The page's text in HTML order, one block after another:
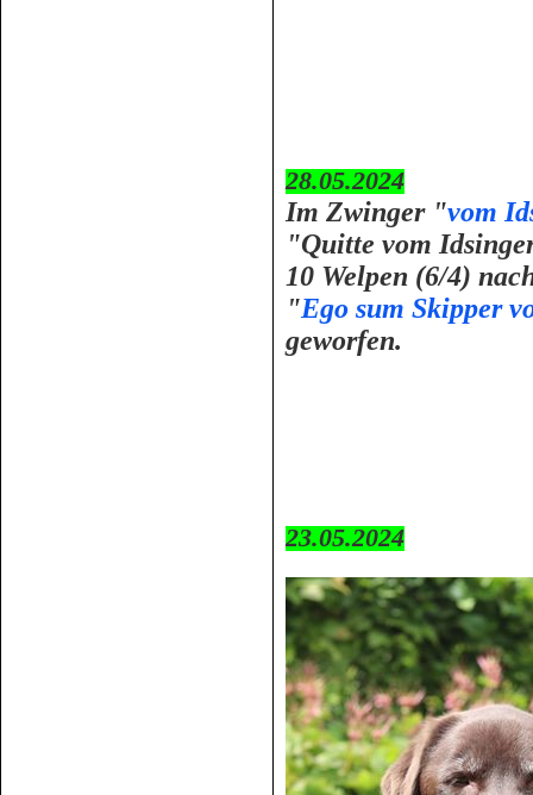
28.05.2024
Im Zwinger "vom
"Quitte vom
10 Welpen (6/4)
"Ego sum Skipper
geworfen.
23.05.2024